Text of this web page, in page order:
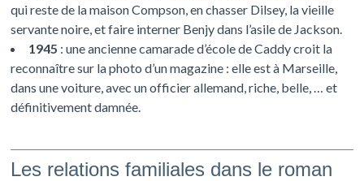
qui reste de la maison Compson, en chasser Dilsey, la vieille
servante noire, et faire interner Benjy dans l’asile de Jackson.
1945 : une ancienne camarade d’école de Caddy croit la
reconnaître sur la photo d’un magazine : elle est à Marseille,
dans une voiture, avec un officier allemand, riche, belle, … et
définitivement damnée.
Les relations familiales dans le roman